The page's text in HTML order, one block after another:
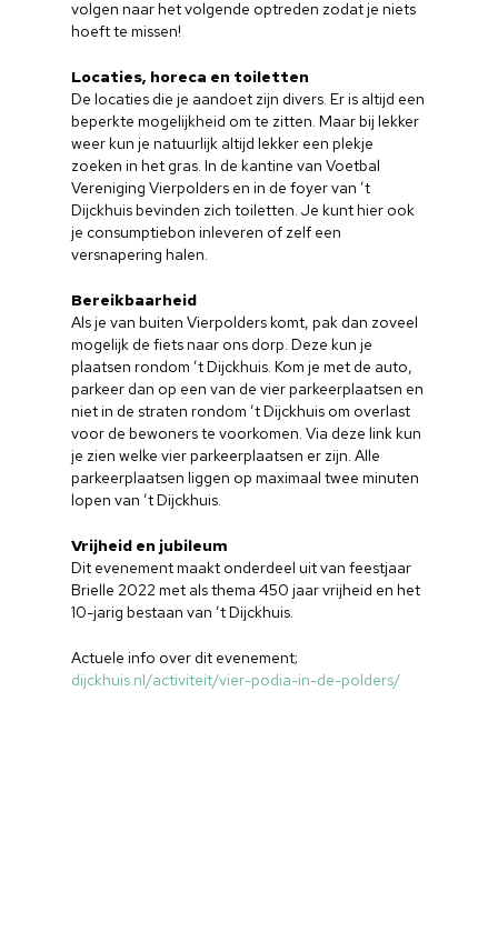
volgen naar het volgende optreden zodat je niets
hoeft te missen!
Locaties, horeca en toiletten
De locaties die je aandoet zijn divers. Er is altijd een
beperkte mogelijkheid om te zitten. Maar bij lekker
weer kun je natuurlijk altijd lekker een plekje
zoeken in het gras. In de kantine van Voetbal
Vereniging Vierpolders en in de foyer van ’t
Dijckhuis bevinden zich toiletten. Je kunt hier ook
je consumptiebon inleveren of zelf een
versnapering halen.
Bereikbaarheid
Als je van buiten Vierpolders komt, pak dan zoveel
mogelijk de fiets naar ons dorp. Deze kun je
plaatsen rondom ’t Dijckhuis. Kom je met de auto,
parkeer dan op een van de vier parkeerplaatsen en
niet in de straten rondom ’t Dijckhuis om overlast
voor de bewoners te voorkomen. Via deze link kun
je zien welke vier parkeerplaatsen er zijn. Alle
parkeerplaatsen liggen op maximaal twee minuten
lopen van ’t Dijckhuis.
Vrijheid en jubileum
Dit evenement maakt onderdeel uit van feestjaar
Brielle 2022 met als thema 450 jaar vrijheid en het
10-jarig bestaan van ’t Dijckhuis.
Actuele info over dit evenement;
dijckhuis.nl/activiteit/vier-podia-in-de-polders/
Home
Voor
Cultuur op school
Over ons
Doneren